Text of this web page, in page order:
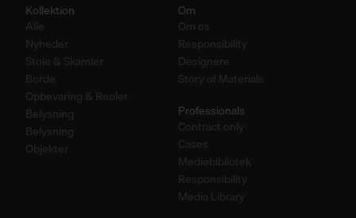
Kollektion
Alle
Nyheder
Stole & Skamler
Borde
Opbevaring & Reoler
Belysning
Belysning
Objekter
Om
Om os
Responsibility
Designere
Story of Materials
Professionals
Contract only
Cases
Mediebibliotek
Responsibility
Media Library